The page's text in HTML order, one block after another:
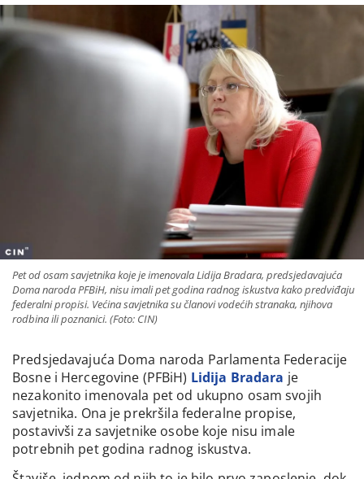
Pet od osam savjetnika koje je imenovala Lidija Bradara, predsjedavajuća
Doma naroda PFBiH, nisu imali pet godina radnog iskustva kako predviđaju
federalni propisi. Većina savjetnika su članovi vodećih stranaka, njihova
rodbina ili poznanici. (Foto: CIN)
Predsjedavajuća Doma naroda Parlamenta Federacije
Bosne i Hercegovine (PFBiH) Lidija Bradara je
nezakonito imenovala pet od ukupno osam svojih
savjetnika. Ona je prekršila federalne propise,
postavivši za savjetnike osobe koje nisu imale
potrebnih pet godina radnog iskustva.